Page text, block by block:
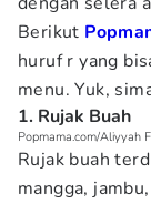
Berikut
huruf r yang
menu. Yuk,
1. Rujak Buah
Popmama.com/Aliyyah
Rujak buah
mangga,